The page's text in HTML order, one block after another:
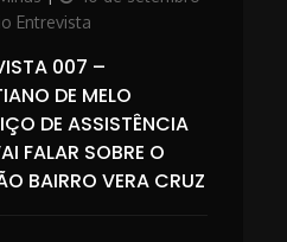
on
Entrevista
007 –
DE MELO
DE ASSISTÊNCIA
FALAR SOBRE O
BAIRRO VERA CRUZ